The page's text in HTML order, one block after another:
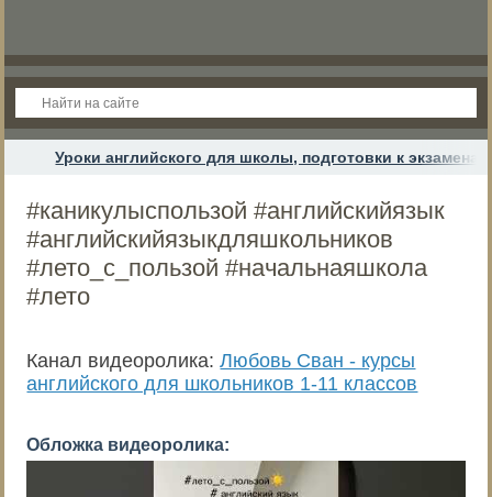
Уроки английского для школы, подготовки к
#каникулыспользой #английскийязык
#английскийязыкдляшкольников
#лето_с_пользой #начальнаяшкола
#лето
Канал видеоролика:Любовь Сван - курсы
английского для школьников 1-11 классов
Обложка видеоролика: